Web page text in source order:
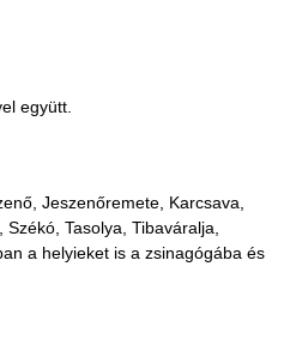
együtt.
Jeszenőremete, Karcsava,
Tasolya, Tibaváralja,
a helyieket is a zsinagógába és